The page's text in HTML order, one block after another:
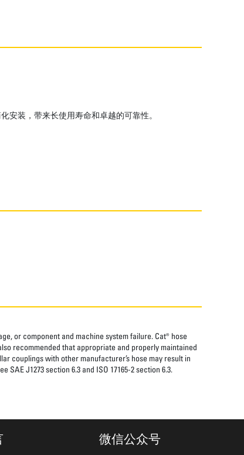
安装，带来长使用寿命和卓越的可靠性。
or component and machine system failure. Cat® hose
recommended that appropriate and properly maintained
couplings with other manufacturer’s hose may result in
J1273 section 6.3 and ISO 17165-2 section 6.3.
微信公众号